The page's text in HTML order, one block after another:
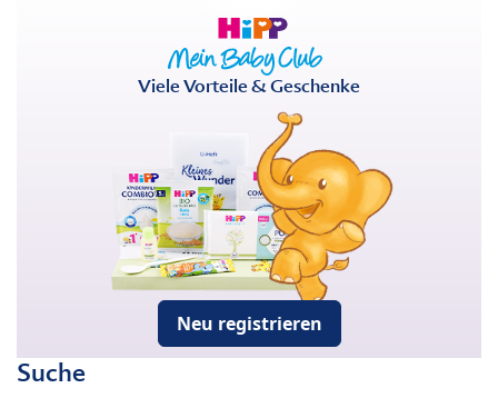
Viele Vorteile & Geschenke
Neu registrieren
Suche